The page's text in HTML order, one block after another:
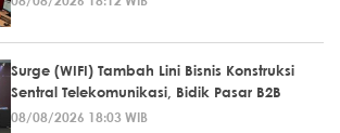
Surge (WIFI) Tambah Lini Bisnis Konstruksi
Sentral Telekomunikasi, Bidik Pasar B2B
08/08/2026 18:03 WIB